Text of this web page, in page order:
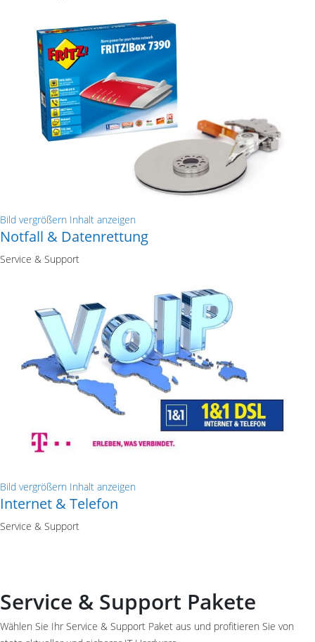
Bild vergrößern Inhalt anzeigen
Notfall & Datenrettung
Service & Support
Bild vergrößern Inhalt anzeigen
Internet & Telefon
Service & Support
Service & Support Pakete
Wählen Sie Ihr Service & Support Paket aus und profitieren Sie von